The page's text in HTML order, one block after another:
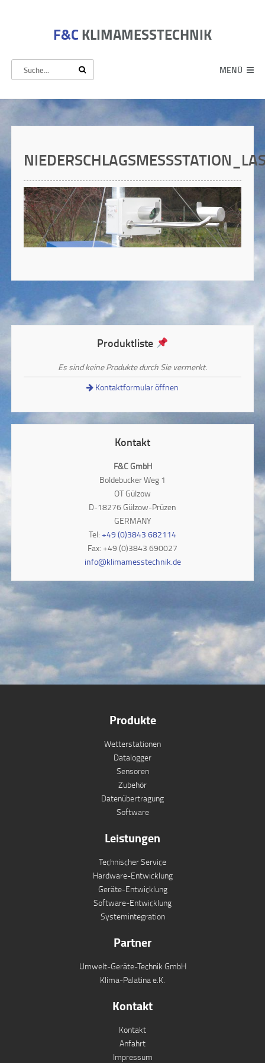
F&C KLIMAMESSTECHNIK
MENÜ
Produktliste
Es sind keine Produkte durch Sie vermerkt.
Kontaktformular öffnen
Kontakt
F&C GmbH
Boldebucker Weg 1
OT Gülzow
D-18276 Gülzow-Prüzen
GERMANY
Tel: +49 (0)3843 682114
Fax: +49 (0)3843 690027
info@klimamesstechnik.de
Produkte
Wetterstationen
Datalogger
Sensoren
Zubehör
Datenübertragung
Software
Leistungen
Technischer Service
Hardware-Entwicklung
Geräte-Entwicklung
Software-Entwicklung
Systemintegration
Partner
Umwelt-Geräte-Technik GmbH
Klima-Palatina e.K.
Kontakt
Kontakt
Anfahrt
Impressum